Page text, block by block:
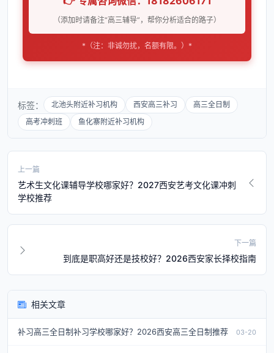
（添加时请备注“高三辅导”，帮你分析适合的路子）
*（注：非诚勿扰，名额有限。）*
标签： 北池头附近补习机构 西安高三补习
高三全日制
高考冲刺班
鱼化寨附近补习机构
上一篇
艺术生文化课辅导学校哪家好？2027西安艺考文化课冲刺
学校推荐
下一篇
到底是职高好还是技校好？2026西安家长择校指南
相关文章
补习高三全日制补习学校哪家好？2026西安高三全日制推荐 03-20